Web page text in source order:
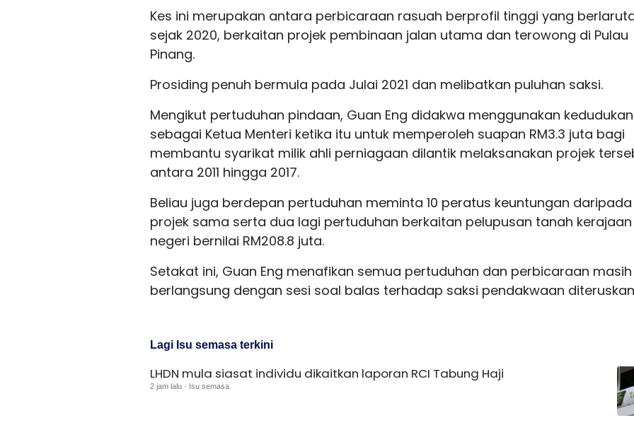
Kes ini merupakan antara perbicaraan rasuah berprofil tinggi yang
sejak 2020, berkaitan projek pembinaan jalan utama dan terowong di Pulau
Pinang.
Prosiding penuh bermula pada Julai 2021 dan melibatkan puluhan saksi.
Mengikut pertuduhan pindaan, Guan Eng didakwa menggunakan
sebagai Ketua Menteri ketika itu untuk memperoleh suapan RM3.3 juta bagi
membantu syarikat milik ahli perniagaan dilantik melaksanakan projek
antara 2011 hingga 2017.
Beliau juga berdepan pertuduhan meminta 10 peratus keuntungan daripada
projek sama serta dua lagi pertuduhan berkaitan pelupusan tanah kerajaan
negeri bernilai RM208.8 juta.
Setakat ini, Guan Eng menafikan semua pertuduhan dan perbicaraan masih
berlangsung dengan sesi soal balas terhadap saksi pendakwaan
Lagi Isu semasa terkini
LHDN mula siasat individu dikaitkan laporan RCI Tabung Haji
2 jam lalu · Isu semasa